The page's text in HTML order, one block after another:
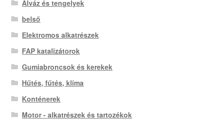
Alváz és tengelyek
belső
Elektromos alkatrészek
FAP katalizátorok
Gumiabroncsok és kerekek
Hűtés, fűtés, klíma
Konténerek
Motor - alkatrészek és tartozékok